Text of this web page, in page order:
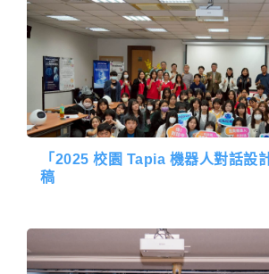
「2025 校園 Tapia 機器人對話設
稿